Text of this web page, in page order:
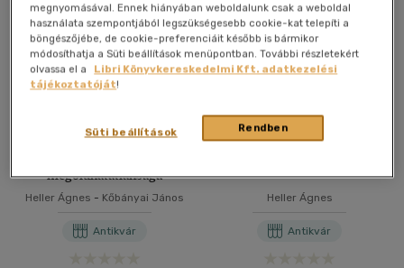
megoldhatatlansága
Heller Ágnes - Kőbányai János
Antikvár
Heller Ágnes
Antikvár
megnyomásával. Ennek hiányában weboldalunk csak a weboldal
használata szempontjából legszükségesebb cookie-kat telepíti a
böngészőjébe, de cookie-preferenciáit később is bármikor
módosíthatja a Süti beállítások menüpontban. További részletekért
olvassa el a
Libri Könyvkereskedelmi Kft. adatkezelési
tájékoztatóját!
Rendben
Süti beállítások